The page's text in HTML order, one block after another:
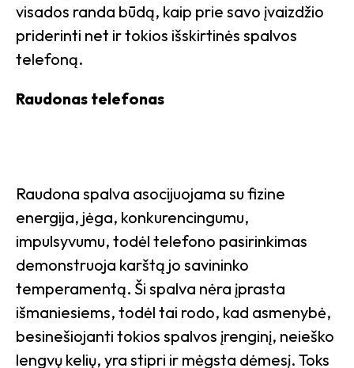
visados randa būdą, kaip prie savo įvaizdžio
priderinti net ir tokios išskirtinės spalvos
telefoną.
Raudonas telefonas
Raudona spalva asocijuojama su fizine
energija, jėga, konkurencingumu,
impulsyvumu, todėl telefono pasirinkimas
demonstruoja karštą jo savininko
temperamentą. Ši spalva nėra įprasta
išmaniesiems, todėl tai rodo, kad asmenybė,
besinešiojanti tokios spalvos įrenginį, neieško
lengvų kelių, yra stipri ir mėgsta dėmesį. Toks